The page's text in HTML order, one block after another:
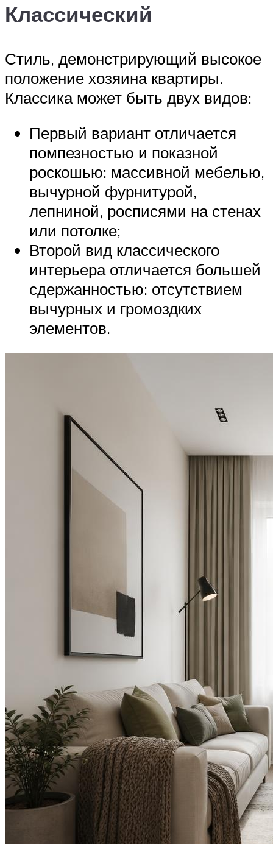
Классический
Стиль, демонстрирующий высокое
положение хозяина квартиры.
Классика может быть двух видов:
Первый вариант отличается
помпезностью и показной
роскошью: массивной мебелью,
вычурной фурнитурой,
лепниной, росписями на стенах
или потолке;
Второй вид классического
интерьера отличается большей
сдержанностью: отсутствием
вычурных и громоздких
элементов.